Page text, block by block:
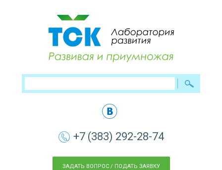
+7 (383) 292-28-74
ЗАДАТЬ ВОПРОС / ПОДАТЬ ЗАЯВКУ